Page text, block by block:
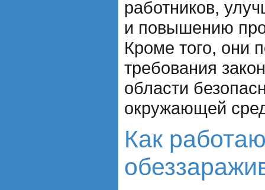
работников,
и повышению
Кроме того, они
требования
области
окружающей
Как